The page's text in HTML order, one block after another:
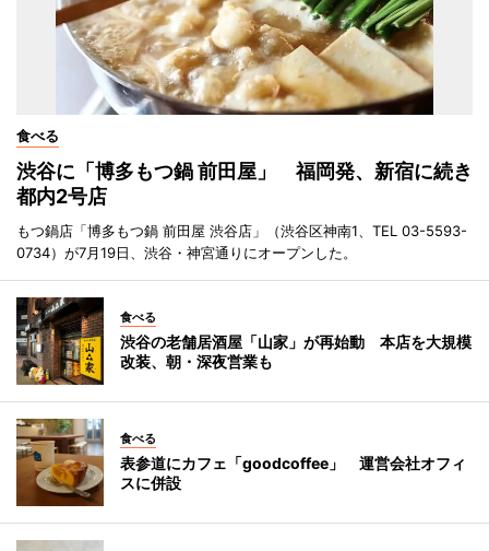
食べる
渋谷に「博多もつ鍋 前田屋」 福岡発、新宿に続き
都内2号店
もつ鍋店「博多もつ鍋 前田屋 渋谷店」（渋谷区神南1、TEL 03-5593-
0734）が7月19日、渋谷・神宮通りにオープンした。
食べる
渋谷の老舗居酒屋「山家」が再始動 本店を大規模
改装、朝・深夜営業も
食べる
表参道にカフェ「goodcoffee」 運営会社オフィ
スに併設